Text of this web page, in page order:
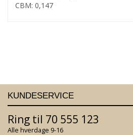
CBM: 0,147
KUNDESERVICE
Ring til 70 555 123
Alle hverdage 9-16